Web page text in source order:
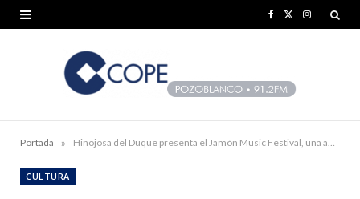
e
I
Portada »
CULTURA